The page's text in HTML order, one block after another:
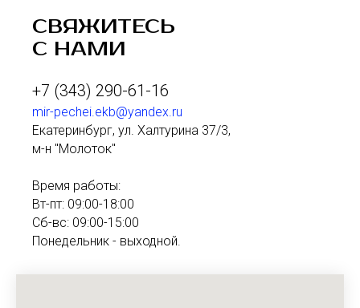
СВЯЖИТЕСЬ
С НАМИ
+7 (343) 290-61-16
mir-pechei.ekb@yandex.ru
Екатеринбург, ул. Халтурина 37/3,
м-н "Молоток"
Время работы:
Вт-пт: 09:00-18:00
Сб-вс: 09:00-15:00
Понедельник - выходной.